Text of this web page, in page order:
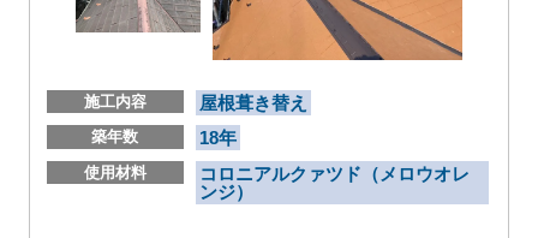
施工内容 屋根葺き替え
築年数 18年
使用材料
コロニアルクァツド（メロウオレ
ンジ）